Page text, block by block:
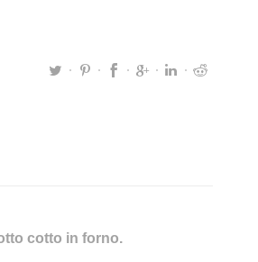
cotto in forno.